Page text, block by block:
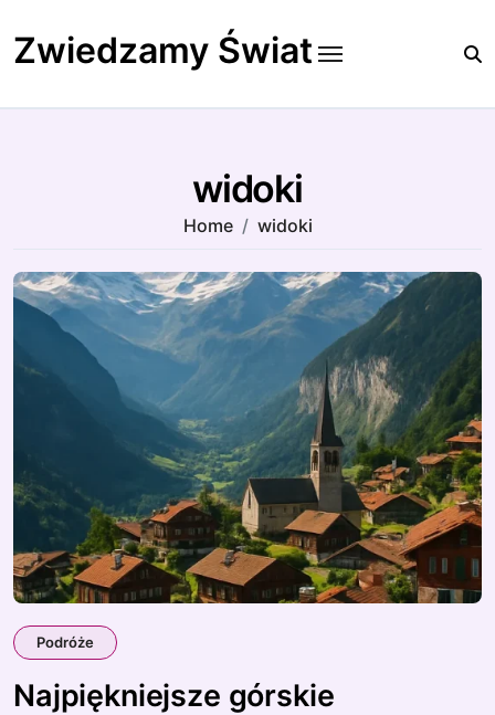
to
content
Zwiedzamy Świat
widoki
Home widoki
Podróże
Najpiękniejsze górskie